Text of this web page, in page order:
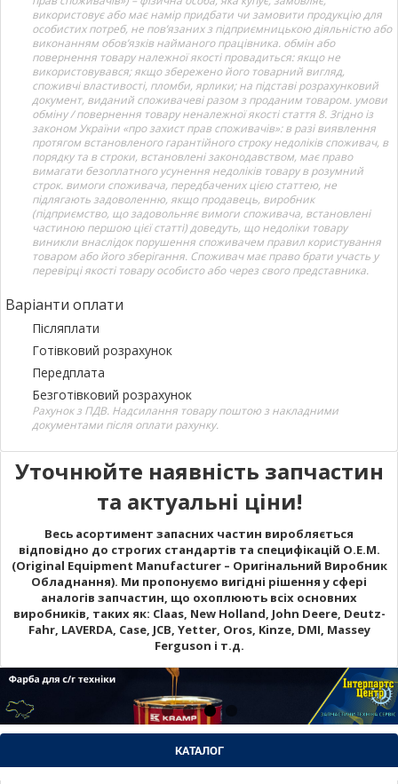
використовує або має намір придбати чи замовити продукцію для
особистих потреб, не пов’язаних з підприємницькою діяльністю або
виконанням обов’язків найманого працівника. обмін або
повернення товару належної якості провадиться: якщо не
використовувався; якщо збережено його товарний вигляд,
споживчі властивості, пломби, ярлики; на підставі розрахунковий
документ, виданий споживачеві разом з проданим товаром. умови
обміну / повернення товару неналежної якості стаття 8. Згідно із
законом України «про захист прав споживачів»: в разі виявлення
протягом встановленого гарантійного строку недоліків споживач, в
порядку та в строки, встановлені законодавством, має право
вимагати безоплатного усунення недоліків товару в розумний
строк. вимоги споживача, передбачених цією статтею, не
підлягають задоволенню, якщо продавець, виробник
(підприємство, що задовольняє вимоги споживача, встановлені
частиною першою цієї статті) доведуть, що недоліки товару
виникли внаслідок порушення споживачем правил користування
товаром або його зберігання. Споживач має право брати участь у
перевірці якості товару особисто або через свого представника.
Варіанти оплати
Післяплати
Готівковий розрахунок
Передплата
Безготівковий розрахунок
Рахунок з ПДВ. Надсилання товару поштою з накладними
документами після оплати рахунку.
Уточнюйте наявність запчастин
та актуальні ціни!
Весь асортимент запасних частин виробляється
відповідно до строгих стандартів та специфікацій O.E.M.
(Original Equipment Manufacturer – Оригінальний Виробник
Обладнання). Ми пропонуємо вигідні рішення у сфері
аналогів запчастин, що охоплюють всіх основних
виробників, таких як: Claas, New Holland, John Deere, Deutz-
Fahr, LAVERDA, Case, JCB, Yetter, Oros, Kinze, DMI, Massey
Ferguson і т.д.
КАТАЛОГ